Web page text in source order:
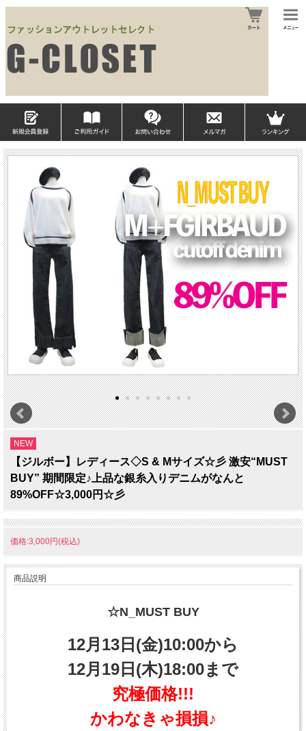
NEW
【ジルボー】レディース◇S & Mサイズ☆彡 激安“MUST
BUY” 期間限定♪上品な銀糸入りデニムがなんと
89%OFF☆3,000円☆彡
価格:3,000円(税込)
商品説明
☆N_MUST BUY
12月13日(金)10:00から
12月19日(木)18:00まで
究極価格!!!
かわなきゃ損損♪